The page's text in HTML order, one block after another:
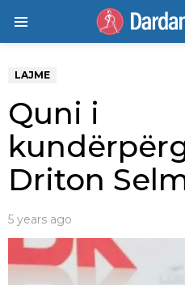
LAJME
Quni i
Driton
5 years ago